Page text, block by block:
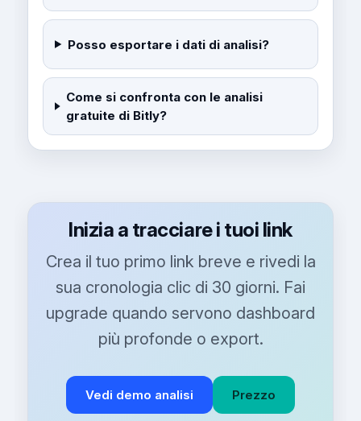
Posso esportare i dati di analisi?
Come si confronta con le analisi
gratuite di Bitly?
Inizia a tracciare i tuoi link
Crea il tuo primo link breve e rivedi la
sua cronologia clic di 30 giorni. Fai
upgrade quando servono dashboard
più profonde o export.
Vedi demo analisi Prezzo